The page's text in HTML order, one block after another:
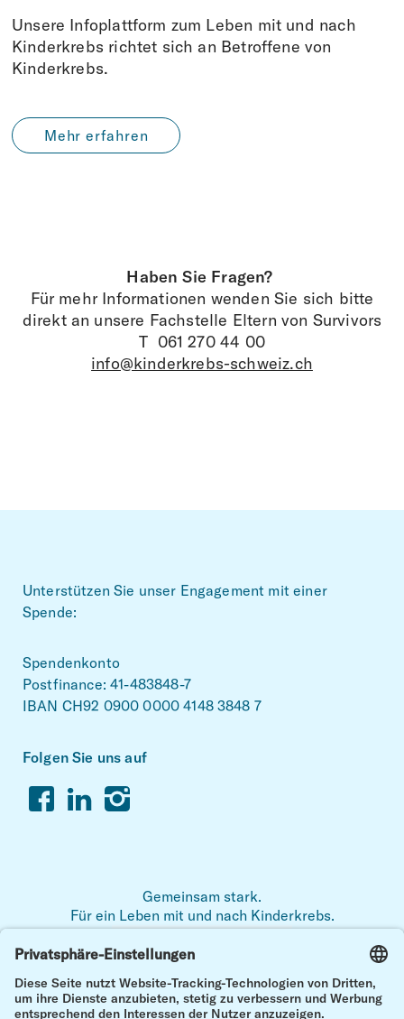
Unsere Infoplattform zum Leben mit und nach
Kinderkrebs richtet sich an Betroffene von
Kinderkrebs.
Mehr erfahren
Haben Sie Fragen?
Für mehr Informationen wenden Sie sich bitte
direkt an unsere Fachstelle Eltern von Survivors
T 061 270 44 00
info@kinderkrebs-schweiz.ch
Unterstützen Sie unser Engagement mit einer
Spende:
Spendenkonto
Postfinance: 41-483848-7
IBAN CH92 0900 0000 4148 3848 7
Folgen Sie uns auf
FacebookLinkedinInstagram
Gemeinsam stark.
Für ein Leben mit und nach Kinderkrebs.